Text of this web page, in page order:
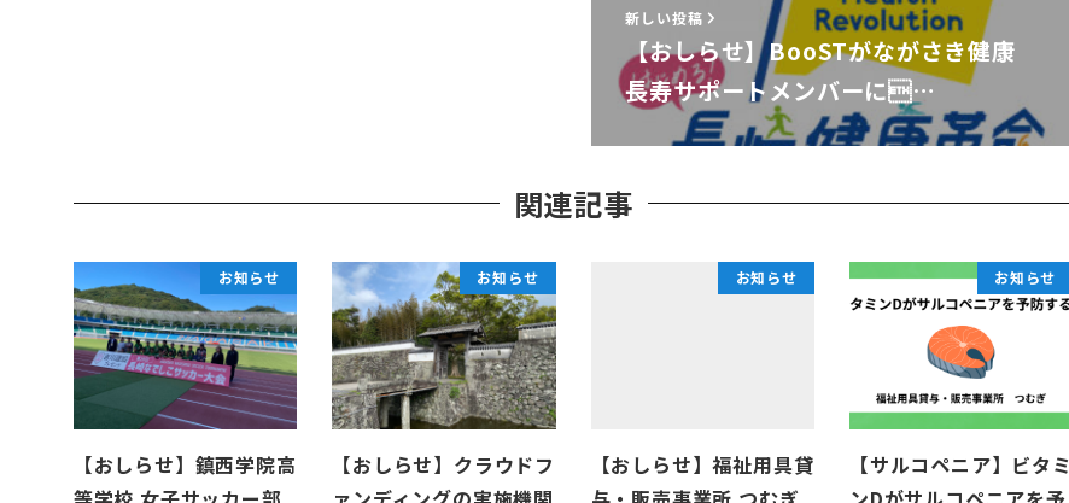
新しい投稿
【おしらせ】BooSTがながさき健康
長寿サポートメンバーに…
関連記事
お知らせ
【おしらせ】鎮西学院高
お知らせ
【おしらせ】クラウドフ
お知らせ
【おしらせ】福祉用具貸
お知らせ
【サルコペニア】ビタミ